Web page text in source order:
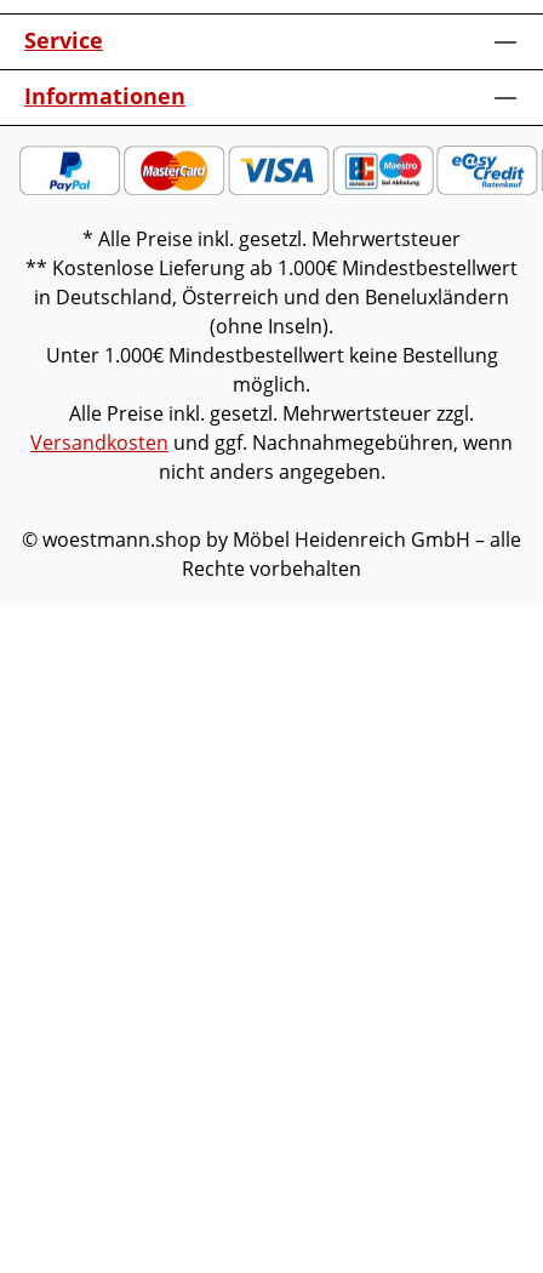
HängeregalNetzschalter für das
Medienelement für 4 Geräte, Schalter links
oder rechtsKabelmanagement mit
Repeater für das Medienelement, rechts
im SockelParsolspiegel bronze Rückwand-
inkl.Trafo und 4-Kanal Funkdimmer (aus
WM1910 Type 8242) für Leuchten aller
ElementeHängeelement LED-Ambiente-
Beleuchtung Je Vitrine LED-
Vitrinenausschnitt-Beleuchtung und
Sockel-BeleuchtungMedienelement LED-
Sockel-BeleuchtungMöbel ist vormontiert
(Restmontage kann erforderlich
sein).Farben können auf verschiedenen
andere Beimöbel sind nicht enthalten.
Abbildung kann abweichen.
Service
Informationen
* Alle Preise inkl. gesetzl. Mehrwertsteuer
** Kostenlose Lieferung ab 1.000€ Mindestbestellwert
in Deutschland, Österreich und den Beneluxländern
(ohne Inseln).
Unter 1.000€ Mindestbestellwert keine Bestellung
möglich.
Alle Preise inkl. gesetzl. Mehrwertsteuer zzgl.
Versandkosten und ggf. Nachnahmegebühren, wenn
nicht anders angegeben.
© woestmann.shop by Möbel Heidenreich GmbH – alle
Rechte vorbehalten